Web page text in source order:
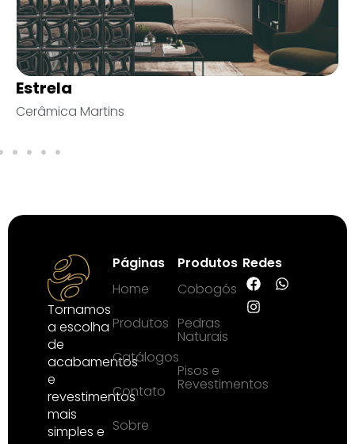
Martins
Tornamos
a escolha
de
acabamentos
e
revestimentos
mais
simples e
Páginas
Home
Produtos
Catálogos
Contato
Sobre
Produtos
Cobogós
Pedras
Naturais
Pisos e
Revestimentos
Redes